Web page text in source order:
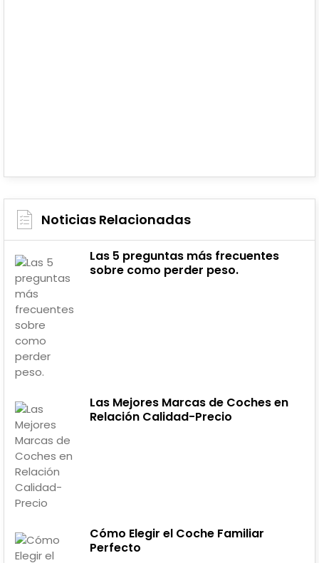
Noticias Relacionadas
Las 5 preguntas más frecuentes
sobre como perder peso.
Las Mejores Marcas de Coches en
Relación Calidad-Precio
Cómo Elegir el Coche Familiar
Perfecto